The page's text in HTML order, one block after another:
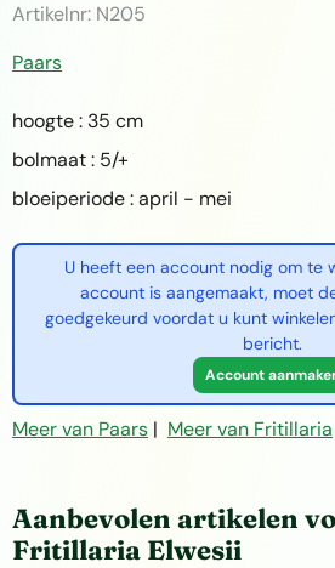
Artikelnr: N205
Paars
hoogte : 35 cm
bolmaat : 5/+
bloeiperiode : april - mei
U heeft een account nodig om te
account is aangemaakt, moet
goedgekeurd voordat u kunt
bericht.
Account
Meer van Paars | Meer van Fritillaria
Aanbevolen artikelen
Fritillaria Elwesii